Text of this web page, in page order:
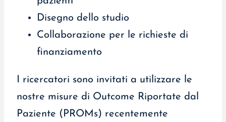
Disegno dello studio
Collaborazione per le richieste di
finanziamento
I ricercatori sono invitati a utilizzare le
nostre misure di Outcome Riportate dal
Paziente (PROMs) recentemente